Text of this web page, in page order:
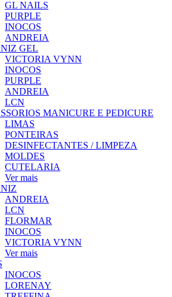
GL NAILS
PURPLE
INOCOS
ANDREIA
GEL
VICTORIA VYNN
INOCOS
PURPLE
ANDREIA
LCN
MANICURE E PEDICURE
LIMAS
PONTEIRAS
DESINFECTANTES / LIMPEZA
MOLDES
CUTELARIA
Ver mais
ANDREIA
LCN
FLORMAR
INOCOS
VICTORIA VYNN
Ver mais
INOCOS
LORENAY